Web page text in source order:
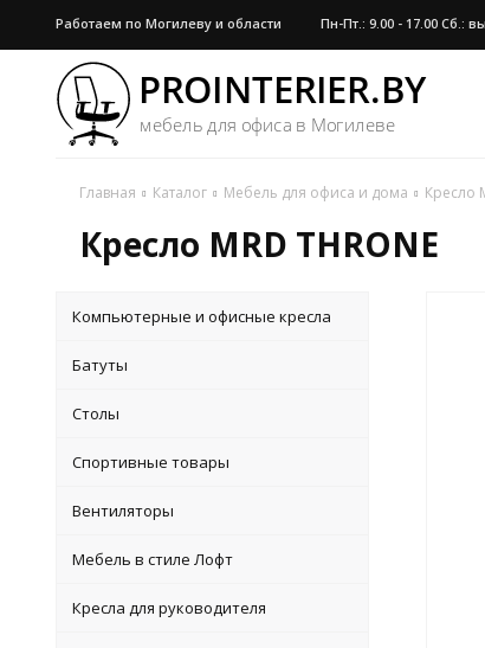
Работаем по Могилеву и области Пн-Пт.: 9.00 - 17.00 Сб.:
Главная Каталог Мебель для офиса и дома Кресло
Кресло MRD THRONE
Компьютерные и офисные кресла
Батуты
Столы
Спортивные товары
Вентиляторы
Мебель в стиле Лофт
Кресла для руководителя